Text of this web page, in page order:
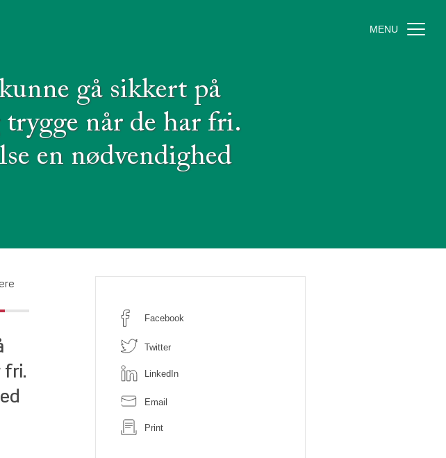
MENU
gå sikkert på
når de har fri.
en nødvendighed
fri.
Facebook
Twitter
LinkedIn
Email
Print